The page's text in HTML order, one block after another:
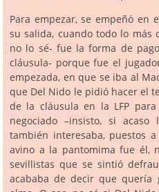
Para empezar, se empeñó en
su salida, cuando todo lo más
no lo sé- fue la forma de
cláusula- porque fue el
empezada, en que se iba al
que Del Nido le pidió hacer el
de la cláusula en la LFP
negociado –insisto, si
también interesaba, puestos
avino a la pantomima fue él,
sevillistas que se sintió
acababa de decir que